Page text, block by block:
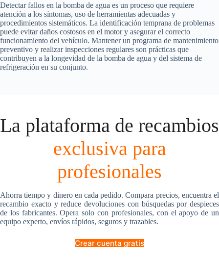
Detectar fallos en la bomba de agua es un proceso que requiere
atención a los síntomas, uso de herramientas adecuadas y
procedimientos sistemáticos. La identificación temprana de problemas
puede evitar daños costosos en el motor y asegurar el correcto
funcionamiento del vehículo. Mantener un programa de mantenimiento
preventivo y realizar inspecciones regulares son prácticas que
contribuyen a la longevidad de la bomba de agua y del sistema de
refrigeración en su conjunto.
La plataforma de recambios
exclusiva para
profesionales
Ahorra tiempo y dinero en cada pedido. Compara precios, encuentra el
recambio exacto y reduce devoluciones con búsquedas por despieces
de los fabricantes. Opera solo con profesionales, con el apoyo de un
equipo experto, envíos rápidos, seguros y trazables.
Crear cuenta gratis